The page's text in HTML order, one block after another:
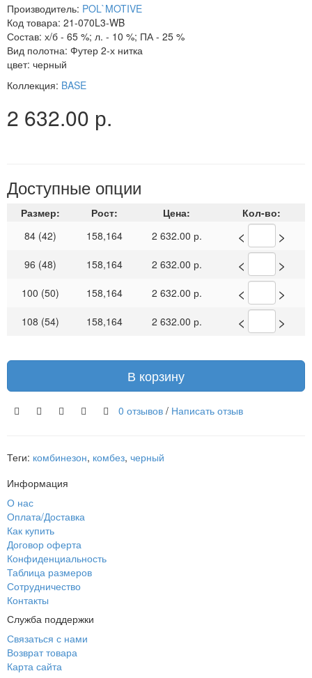
Производитель: POL`MOTIVE
Код товара: 21-070L3-WB
Состав: х/б - 65 %; л. - 10 %; ПА - 25 %
Вид полотна: Футер 2-х нитка
цвет: черный
Коллекция: BASE
2 632.00 р.
Доступные опции
Размер: Рост: Цена:
Кол-во:
84 (42)
158,164 2 632.00 р. < >
96 (48) 158,164 2 632.00 р. < >
100 (50) 158,164 2 632.00 р. < >
108 (54) 158,164 2 632.00 р. < >
В корзину
0 отзывов / Написать отзыв
Теги: комбинезон, комбез, черный
Информация
О нас
Оплата/Доставка
Как купить
Договор оферта
Конфиденциальность
Таблица размеров
Сотрудничество
Контакты
Служба поддержки
Связаться с нами
Возврат товара
Карта сайта